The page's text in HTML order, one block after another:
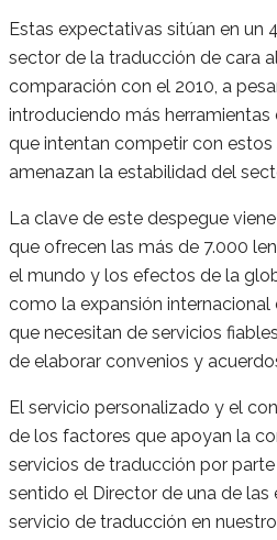
Estas expectativas sitúan en un
sector de la traducción de cara
comparación con el 2010, a
introduciendo más
que intentan competir con estos
amenazan la estabilidad del
La clave de este despegue
que ofrecen las más de 7.000
el mundo y los efectos de la
como la expansión internacional
que necesitan de servicios
de elaborar convenios y
El servicio personalizado y el
de los factores que apoyan la
servicios de traducción por
sentido el Director de una de
servicio de traducción en